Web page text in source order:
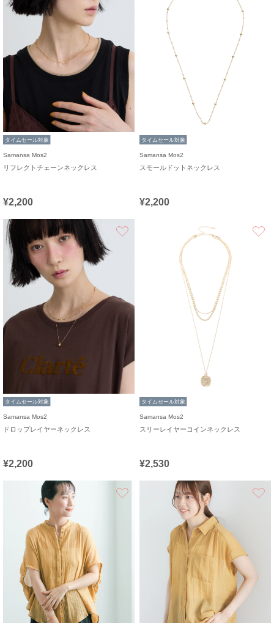
タイムセール対象
Samansa Mos2
リフレクトチェーンネックレス
¥2,200
タイムセール対象
Samansa Mos2
スモールドットネックレス
¥2,200
タイムセール対象
Samansa Mos2
ドロップレイヤーネックレス
¥2,200
タイムセール対象
Samansa Mos2
スリーレイヤーコインネックレス
¥2,530